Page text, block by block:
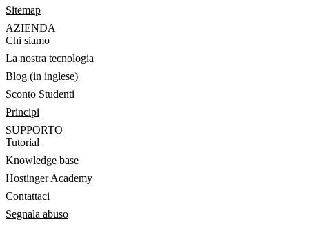
Sitemap
AZIENDA
Chi siamo
La nostra tecnologia
Blog (in inglese)
Sconto Studenti
Principi
SUPPORTO
Tutorial
Knowledge base
Hostinger Academy
Contattaci
Segnala abuso